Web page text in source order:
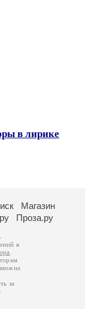
в лирике
Магазин
Проза.ру
в
за